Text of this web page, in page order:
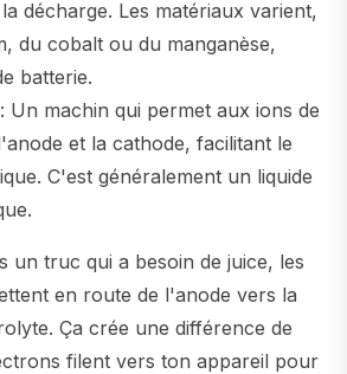
décharge. Les matériaux varient,
du cobalt ou du manganèse,
batterie.
: Un machin qui permet aux ions de
et la cathode, facilitant le
C'est généralement un liquide
un truc qui a besoin de juice, les
en route de l'anode vers la
Ça crée une différence de
filent vers ton appareil pour